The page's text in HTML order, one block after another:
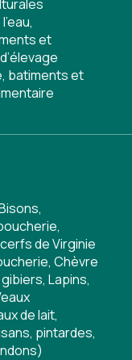
et
batiments et
de Virginie
Chèvre
Lapins,
de lait,
pintardes,